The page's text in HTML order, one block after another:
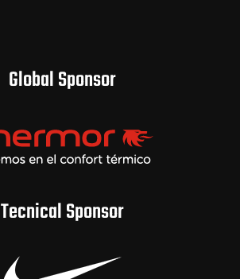
Global Sponsor
Tecnical Sponsor